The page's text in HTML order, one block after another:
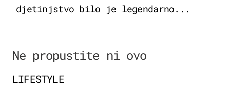
djetinjstvo bilo je legendarno...
Ne propustite ni ovo
LIFESTYLE